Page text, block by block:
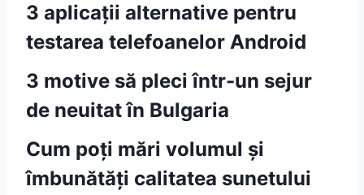
3 aplicații alternative pentru
testarea telefoanelor Android
3 motive să pleci într-un sejur
de neuitat în Bulgaria
Cum poți mări volumul și
îmbunătăți calitatea sunetului